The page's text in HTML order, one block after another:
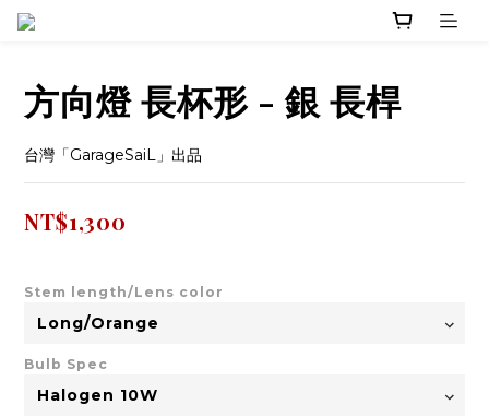
方向燈 長杯形 - 銀 長桿
台灣「GarageSaiL」出品
NT$1,300
Stem length/Lens color
Bulb Spec